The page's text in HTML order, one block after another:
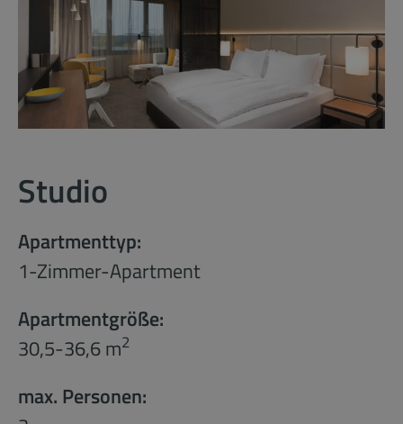
Studio
Apartmenttyp:
1-Zimmer-Apartment
Apartmentgröße:
30,5-36,6 m2
max. Personen: